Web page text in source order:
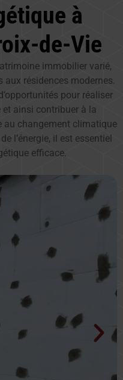
à
de-Vie
immobilier varié,
résidences modernes.
pour réaliser
et ainsi contribuer à la
au changement climatique
l’énergie, il est essentiel
efficace.